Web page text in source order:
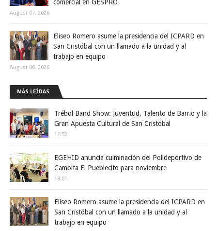
comercial en GESPRO
August 07, 2026
Eliseo Romero asume la presidencia del ICPARD en
San Cristóbal con un llamado a la unidad y al
trabajo en equipo
August 06, 2026
MÁS LEÍDAS
Trébol Band Show: Juventud, Talento de Barrio y la
Gran Apuesta Cultural de San Cristóbal
12:52
EGEHID anuncia culminación del Polideportivo de
Cambita El Pueblecito para noviembre
18:01
Eliseo Romero asume la presidencia del ICPARD en
San Cristóbal con un llamado a la unidad y al
trabajo en equipo